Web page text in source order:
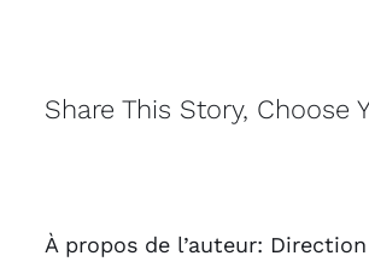
Share This Story, Choose
À propos de l’auteur: Direction